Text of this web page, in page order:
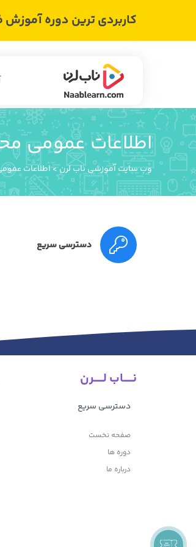
کاربردی ترین دوره
اطلاعات عمومی
وب سایت آموزشی ناب لرن>اطلاعات
دسترسی سریع
نـــــاب لـــــرن
دسترسی سریع
صفحه نخست
دوره ها
درباره ما